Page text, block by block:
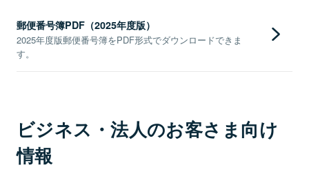
郵便番号簿PDF（2025年度版）
2025年度版郵便番号簿をPDF形式でダウンロードできま
す。
ビジネス・法人のお客さま向け
情報